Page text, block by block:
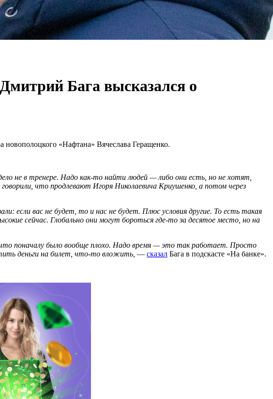
Бага высказался о
новополоцкого «Нафтана» Вячеслава Геращенко.
не в тренере. Надо как-то найти людей — либо они есть, но не хотят,
что продлевают Игоря Николаевича Криушенко, а потом через
если вас не будет, то и нас не будет. Плюс условия другие. То есть такая
сейчас. Глобально они могут бороться где-то за десятое место, но на
поначалу было вообще плохо. Надо время — это так работает. Просто
деньги на билет, что-то вложить, — сказал Бага в подскасте «На банке».